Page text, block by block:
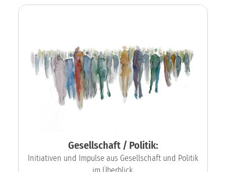
Gesellschaft / Politik:
Initiativen und Impulse aus Gesellschaft und Politik